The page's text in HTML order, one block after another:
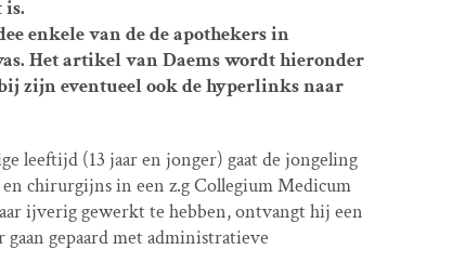
enkele van de de apothekers in
Het artikel van Daems wordt hieronder
zijn eventueel ook de hyperlinks naar
leeftijd (13 jaar en jonger) gaat de jongeling
chirurgijns in een z.g Collegium Medicum
ijverig gewerkt te hebben, ontvangt hij een
gepaard met administratieve